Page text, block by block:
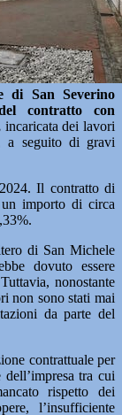
di San Severino
contratto con
incaricata dei lavori
a seguito di gravi
Il contratto di
importo di circa
di San Michele
dovuto essere
nonostante
non sono stati mai
da parte del
contrattuale per
tra cui
rispetto dei
l’insufficiente